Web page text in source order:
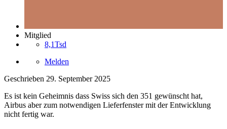
Mitglied
8,1Tsd
Melden
Geschrieben 29. September 2025
Es ist kein Geheimnis dass Swiss sich den 351 gewünscht hat,
Airbus aber zum notwendigen Lieferfenster mit der Entwicklung
nicht fertig war.